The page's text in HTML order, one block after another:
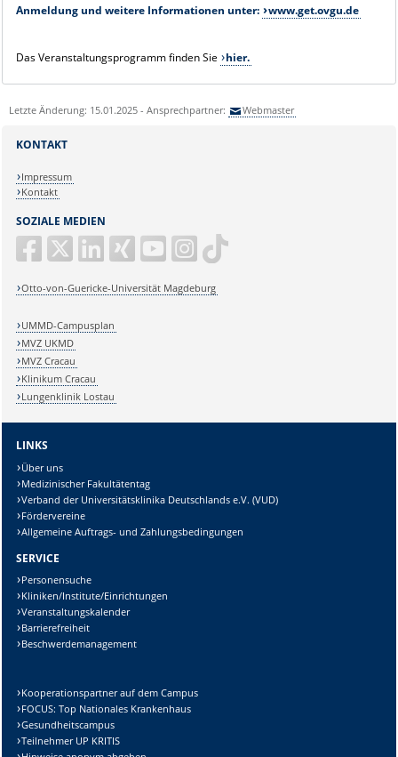
Anmeldung und weitere Informationen unter: www.get.ovgu.de
Das Veranstaltungsprogramm finden Sie hier.
Letzte Änderung: 15.01.2025 - Ansprechpartner: Webmaster
SOZIALE MEDIEN
Otto-von-Guericke-Universität Magdeburg
KONTAKT
Impressum
Kontakt
UMMD-Campusplan
MVZ UKMD
MVZ Cracau
Klinikum Cracau
Lungenklinik Lostau
LINKS
Über uns
Medizinischer Fakultätentag
Verband der Universitätsklinika Deutschlands e.V. (VUD)
Fördervereine
Allgemeine Auftrags- und Zahlungsbedingungen
SERVICE
Personensuche
Kliniken/Institute/Einrichtungen
Veranstaltungskalender
Barrierefreiheit
Beschwerdemanagement
Kooperationspartner auf dem Campus
FOCUS: Top Nationales Krankenhaus
Gesundheitscampus
Teilnehmer UP KRITIS